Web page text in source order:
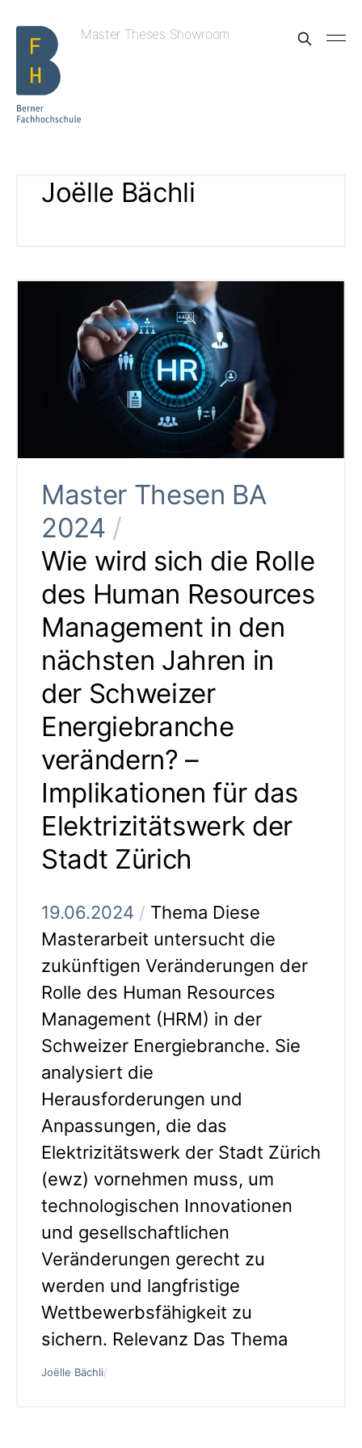
Master Theses Showroom
Joëlle Bächli
Master Thesen BA
2024 /
Wie wird sich die Rolle
des Human Resources
Management in den
nächsten Jahren in
der Schweizer
Energiebranche
verändern? –
Implikationen für das
Elektrizitätswerk der
Stadt Zürich
19.06.2024 / Thema Diese
Masterarbeit untersucht die
zukünftigen Veränderungen der
Rolle des Human Resources
Management (HRM) in der
Schweizer Energiebranche. Sie
analysiert die
Herausforderungen und
Anpassungen, die das
Elektrizitätswerk der Stadt Zürich
(ewz) vornehmen muss, um
technologischen Innovationen
und gesellschaftlichen
Veränderungen gerecht zu
werden und langfristige
Wettbewerbsfähigkeit zu
sichern. Relevanz Das Thema
Joëlle Bächli/